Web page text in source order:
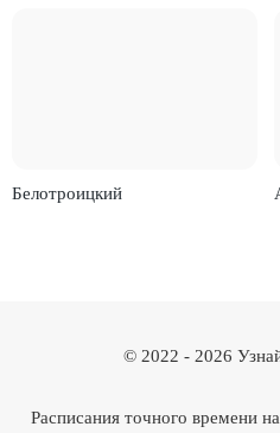
Белотроицкий
© 2022 - 2026
Расписания точного времени